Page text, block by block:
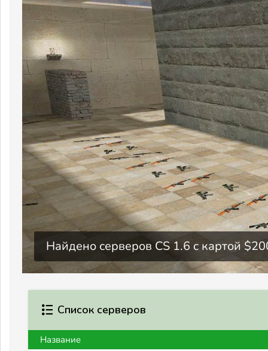
Найдено серверов CS 1.6 c картой
Список серверов
Название